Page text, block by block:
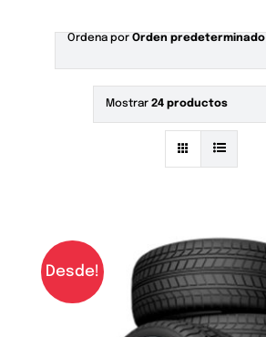
Ordena por Orden predeterminado
Mostrar 24 productos
Desde!